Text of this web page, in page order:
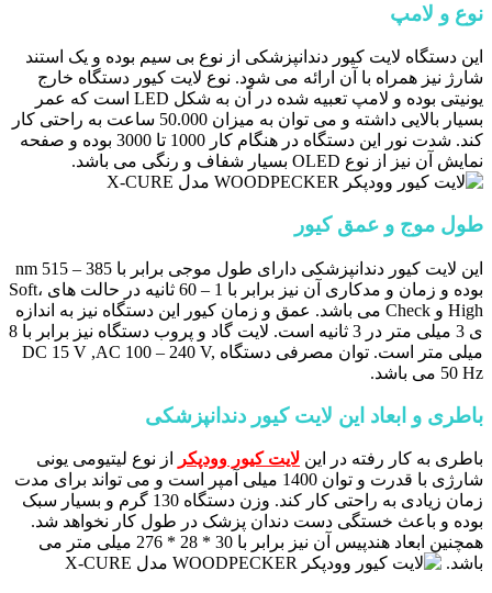
نوع و لامپ
این دستگاه لایت کیور دندانپزشکی از نوع بی سیم بوده و یک استند
شارژ نیز همراه با آن ارائه می شود. نوع لایت کیور دستگاه خارج
یونیتی بوده و لامپ تعبیه شده در آن به شکل LED است که عمر
بسیار بالایی داشته و می توان به میزان 50.000 ساعت به راحتی کار
کند. شدت نور این دستگاه در هنگام کار 1000 تا 3000 بوده و صفحه
نمایش آن نیز از نوع OLED بسیار شفاف و رنگی می باشد.
طول موج و عمق کیور
این لایت کیور دندانپزشکی دارای طول موجی برابر با 385 – 515 nm
بوده و زمان و مدکاری آن نیز برابر با 1 – 60 ثانیه در حالت های Soft،
High و Check می باشد. عمق و زمان کیور این دستگاه نیز به اندازه
ی 3 میلی متر در 3 ثانیه است. لایت گاد و پروب دستگاه نیز برابر با 8
میلی متر است. توان مصرفی دستگاه DC 15 V ,AC 100 – 240 V,
50 Hz می باشد.
باطری و ابعاد این لایت کیور دندانپزشکی
باطری به کار رفته در این لایت کیور وودپکر
از نوع لیتیومی یونی
شارژی با قدرت و توان 1400 میلی آمپر است و می تواند برای مدت
زمان زیادی به راحتی کار کند. وزن دستگاه 130 گرم و بسیار سبک
بوده و باعث خستگی دست دندان پزشک در طول کار نخواهد شد.
همچنین ابعاد هندپیس آن نیز برابر با 30 * 28 * 276 میلی متر می
باشد.